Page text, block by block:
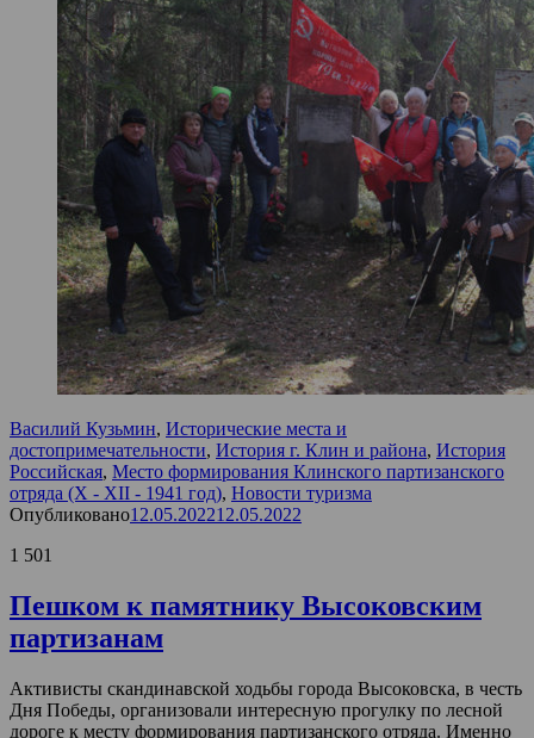
Василий Кузьмин, Исторические места и
достопримечательности, История г. Клин и района, История
Российская, Место формирования Клинского партизанского
отряда (X - XII - 1941 год), Новости туризма
Опубликовано12.05.202212.05.2022
1 501
Пешком к памятнику Высоковским
партизанам
Активисты скандинавской ходьбы города Высоковска, в честь
Дня Победы, организовали интересную прогулку по лесной
дороге к месту формирования партизанского отряда. Именно